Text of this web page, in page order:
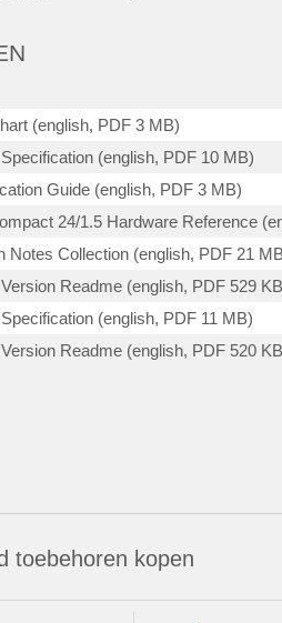
(english, PDF 3 MB)
(english, PDF 10 MB)
Guide (english, PDF 3 MB)
24/1.5 Hardware Reference
Notes Collection (english, PDF 21
Readme (english, PDF 529
(english, PDF 11 MB)
Readme (english, PDF 520
toebehoren kopen